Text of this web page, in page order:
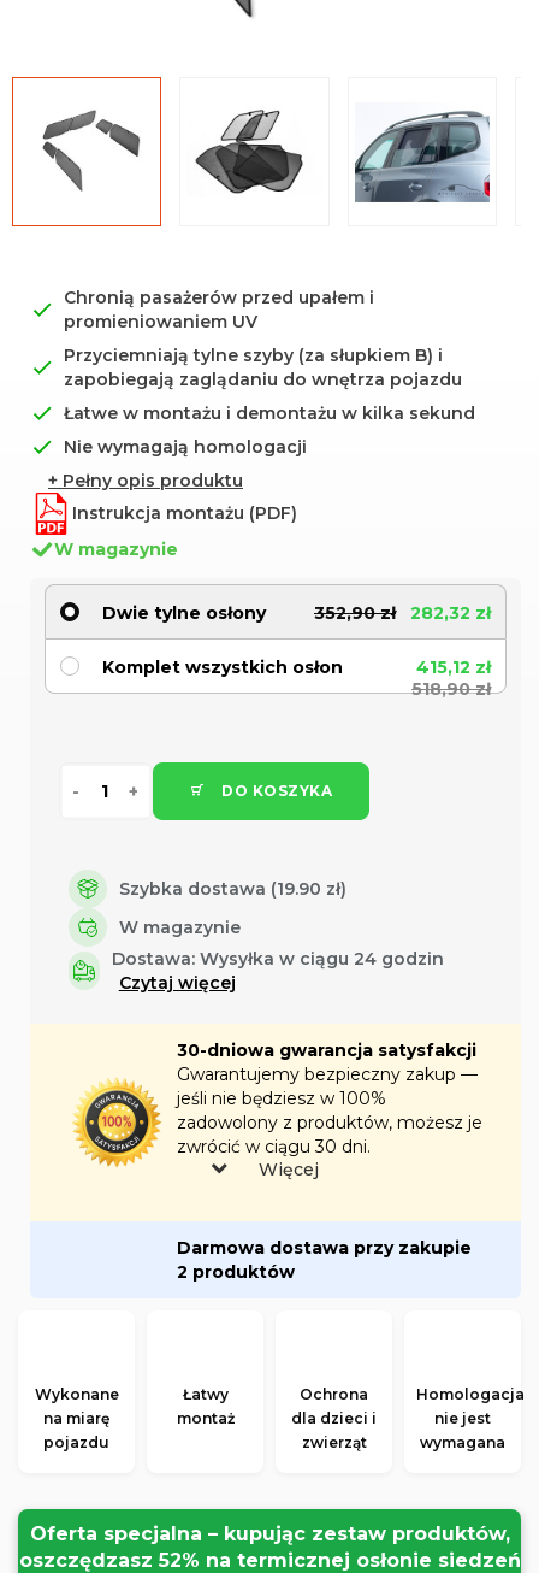
Chronią pasażerów przed upałem i
promieniowaniem UV
Przyciemniają tylne szyby (za słupkiem B) i
zapobiegają zaglądaniu do wnętrza pojazdu
Łatwe w montażu i demontażu w kilka sekund
Nie wymagają homologacji
+ Pełny opis produktu
Instrukcja montażu (PDF)
W magazynie
Dwie tylne osłony 282,32 zł
352,90 zł
Komplet wszystkich osłon
415,12 zł
518,90 zł
DO KOSZYKA
Szybka dostawa (19.90 zł)
W magazynie
Dostawa: Wysyłka w ciągu 24 godzin
Czytaj więcej
30-dniowa gwarancja satysfakcji
Gwarantujemy bezpieczny zakup —
jeśli nie będziesz w 100%
zadowolony z produktów, możesz je
zwrócić w ciągu 30 dni.
Więcej
Darmowa dostawa przy zakupie
2 produktów
Wykonane
na miarę
pojazdu
Łatwy
montaż
Ochrona
dla dzieci i
zwierząt
Homologacja
nie jest
wymagana
Oferta specjalna – kupując zestaw produktów,
oszczędzasz 52% na termicznej osłonie siedzeń